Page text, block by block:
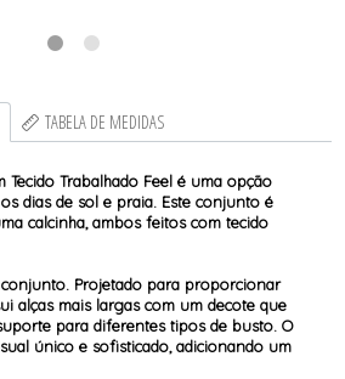
TABELA DE MEDIDAS
Trabalhado Feel é uma opção
dias de sol e praia. Este conjunto é
calcinha, ambos feitos com tecido
Projetado para proporcionar
alças mais largas com um decote que
para diferentes tipos de busto. O
único e sofisticado, adicionando um